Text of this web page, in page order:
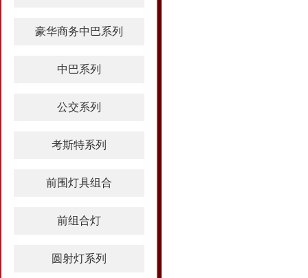
豪华商务中巴系列
中巴系列
公交系列
考斯特系列
前围灯具组合
前组合灯
圆射灯系列